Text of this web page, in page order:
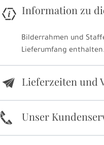
Information zu
Bilderrahmen und
Lieferumfang enthalten.
e Lieferzeiten und
k Unser